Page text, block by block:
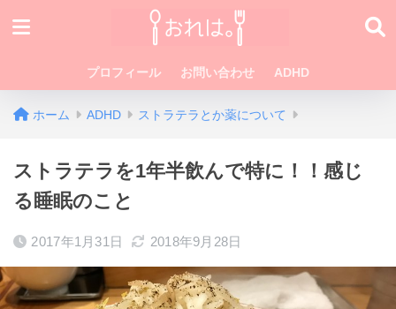
プロフィール お問い合わせ ADHD
ホーム ADHD ストラテラとか薬について
ストラテラを1年半飲んで特に！！感じ
る睡眠のこと
2017年1月31日 2018年9月28日